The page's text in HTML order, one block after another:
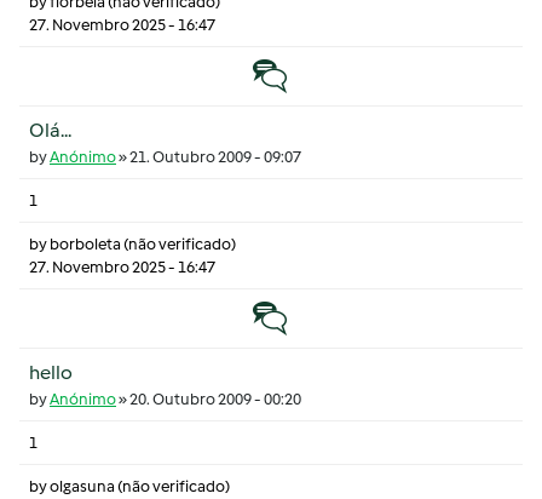
27. Novembro 2025 - 16:47
Tópico normal
Olá...
byAnónimo»21. Outubro 2009 - 09:07
1
by borboleta (não verificado)
27. Novembro 2025 - 16:47
Tópico normal
hello
byAnónimo»20. Outubro 2009 - 00:20
1
byolgasuna (não verificado)